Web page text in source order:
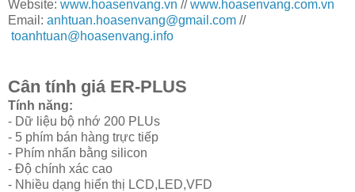
Website: www.hoasenvang.vn //www.hoasenvang.com.vn
Email: anhtuan.hoasenvang@gmail.com //
toanhtuan@hoasenvang.info
Cân tính giá ER-PLUS
Tính năng:
- Dữ liệu bộ nhớ 200 PLUs
- 5 phím bán hàng trực tiếp
- Phím nhấn bằng silicon
- Độ chính xác cao
- Nhiều dạng hiển thị LCD,LED,VFD